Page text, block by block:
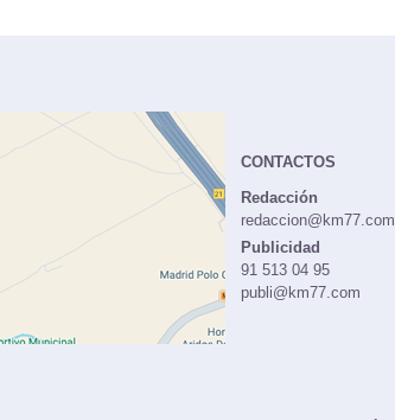
CONTACTOS
Redacción
redaccion@km77.com
Publicidad
91 513 04 95
publi@km77.com